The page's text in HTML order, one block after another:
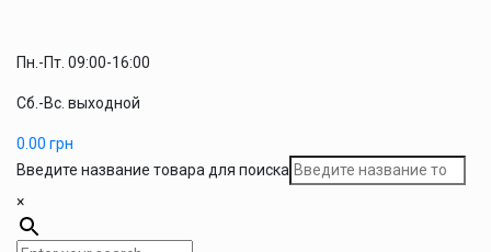
Пн.-Пт. 09:00-16:00
Сб.-Вс. выходной
0.00 грн
Введите название товара для поиска
×